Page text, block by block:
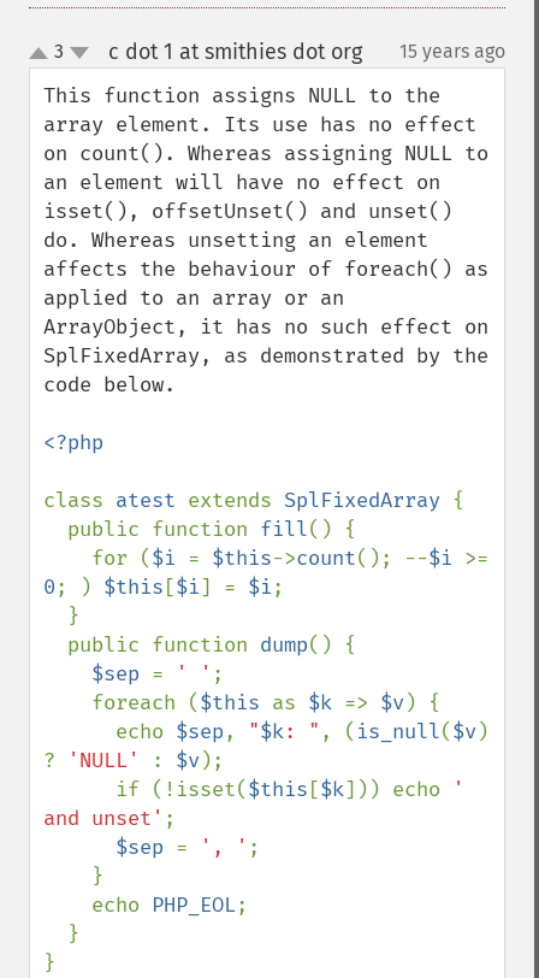
up
down
3 c dot 1 at smithies dot org¶ 15 years ago
This function assigns NULL to the
array element. Its use has no effect
on count(). Whereas assigning NULL to
an element will have no effect on
isset(), offsetUnset() and unset()
do. Whereas unsetting an element
affects the behaviour of foreach() as
applied to an array or an
ArrayObject, it has no such effect on
SplFixedArray, as demonstrated by the
code below.
<?php
class atest extends SplFixedArray {
  public function
fill() {
    for (
$i = $this->count(); --$i
0; ) $this [$i] = $i;
  public function
dump() {
$sep = ' ' ;
    foreach (
$this as $k => $v) {
      echo
$sep, "$k: " , ( is_null($v)
?
'NULL' : $v);
      if (!isset(
$this [$k])) echo
'
and unset' ;
$sep = ', ' ;
    echo
PHP_EOL;
}